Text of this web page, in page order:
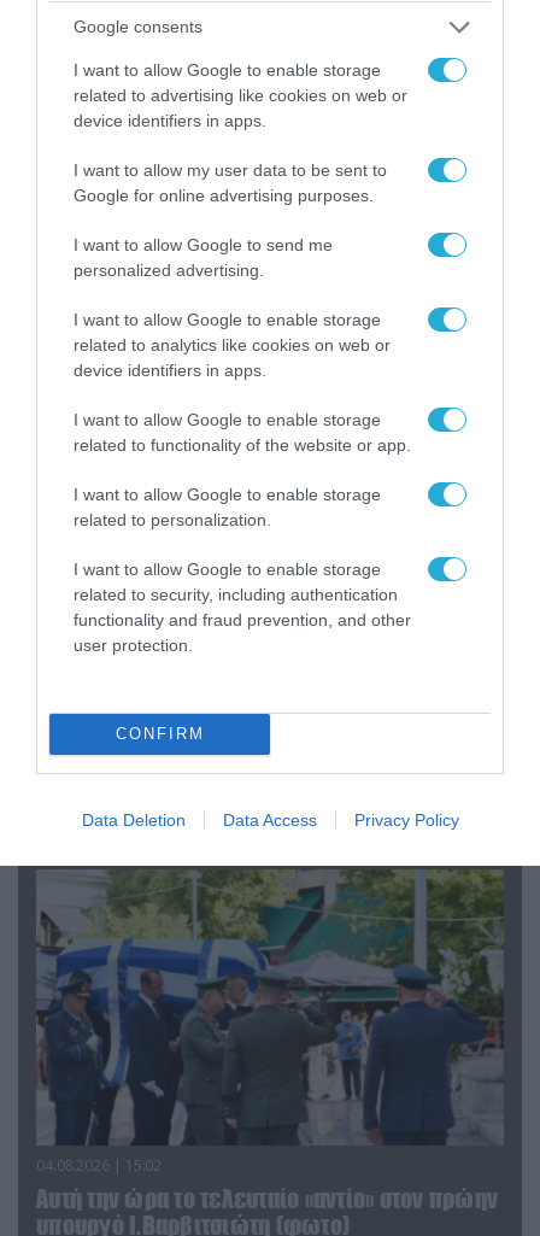
Google consents
I want to allow Google to enable storage
related to advertising like cookies on web or
device identifiers in apps.
I want to allow my user data to be sent to
Google for online advertising purposes.
I want to allow Google to send me
personalized advertising.
I want to allow Google to enable storage
related to analytics like cookies on web or
device identifiers in apps.
I want to allow Google to enable storage
related to functionality of the website or app.
I want to allow Google to enable storage
related to personalization.
I want to allow Google to enable storage
related to security, including authentication
functionality and fraud prevention, and other
user protection.
CONFIRM
Data Deletion Data Access Privacy Policy
«Επιχείρηση ελεύθερα πεζοδρόμια» στην
Αθήνα: Απομακρύνθηκαν παράνομα
αντικείμενα από κοινόχρηστους χώρους
06.08.2026 | 09:03
«Οι εντελώς αθώοι»: Η ανάρτηση του Αρκά για
Αττικής (φωτο)
04.08.2026 | 15:02
Αυτή την ώρα το τελευταίο «αντίο» στον πρώην
υπουργό Ι.Βαρβιτσιώτη (φωτο)